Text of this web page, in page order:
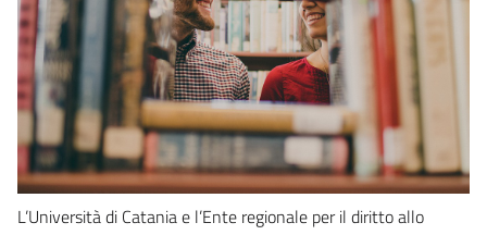
L’Università di Catania e l’Ente regionale per il diritto allo